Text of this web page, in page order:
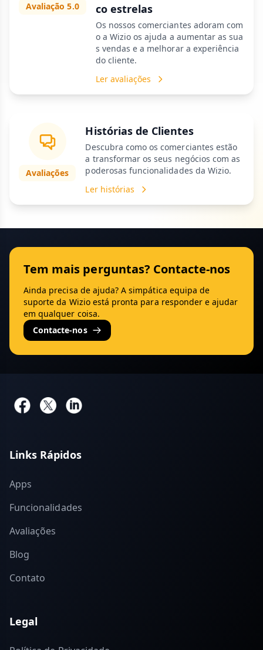
Avaliação 5.0
co estrelas
Os nossos comerciantes adoram com
o a Wizio os ajuda a aumentar as sua
s vendas e a melhorar a experiência
do cliente.
Ler avaliações
Avaliações
Histórias de Clientes
Descubra como os comerciantes estão
a transformar os seus negócios com as
poderosas funcionalidades da Wizio.
Ler histórias
Tem mais perguntas? Contacte-nos
Ainda precisa de ajuda? A simpática equipa de
suporte da Wizio está pronta para responder e ajudar
em qualquer coisa.
Contacte-nos
Links Rápidos
Apps
Funcionalidades
Avaliações
Blog
Contato
Legal